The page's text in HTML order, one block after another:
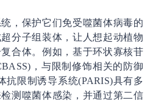
统，保护它们免受噬菌体病毒的
分子组装体，让人想起动植物
合体。例如，基于环状寡核苷
，与限制修饰相关的防御
抗限制诱导系统(PARIS)具有多
测噬菌体感染，并通过第二信